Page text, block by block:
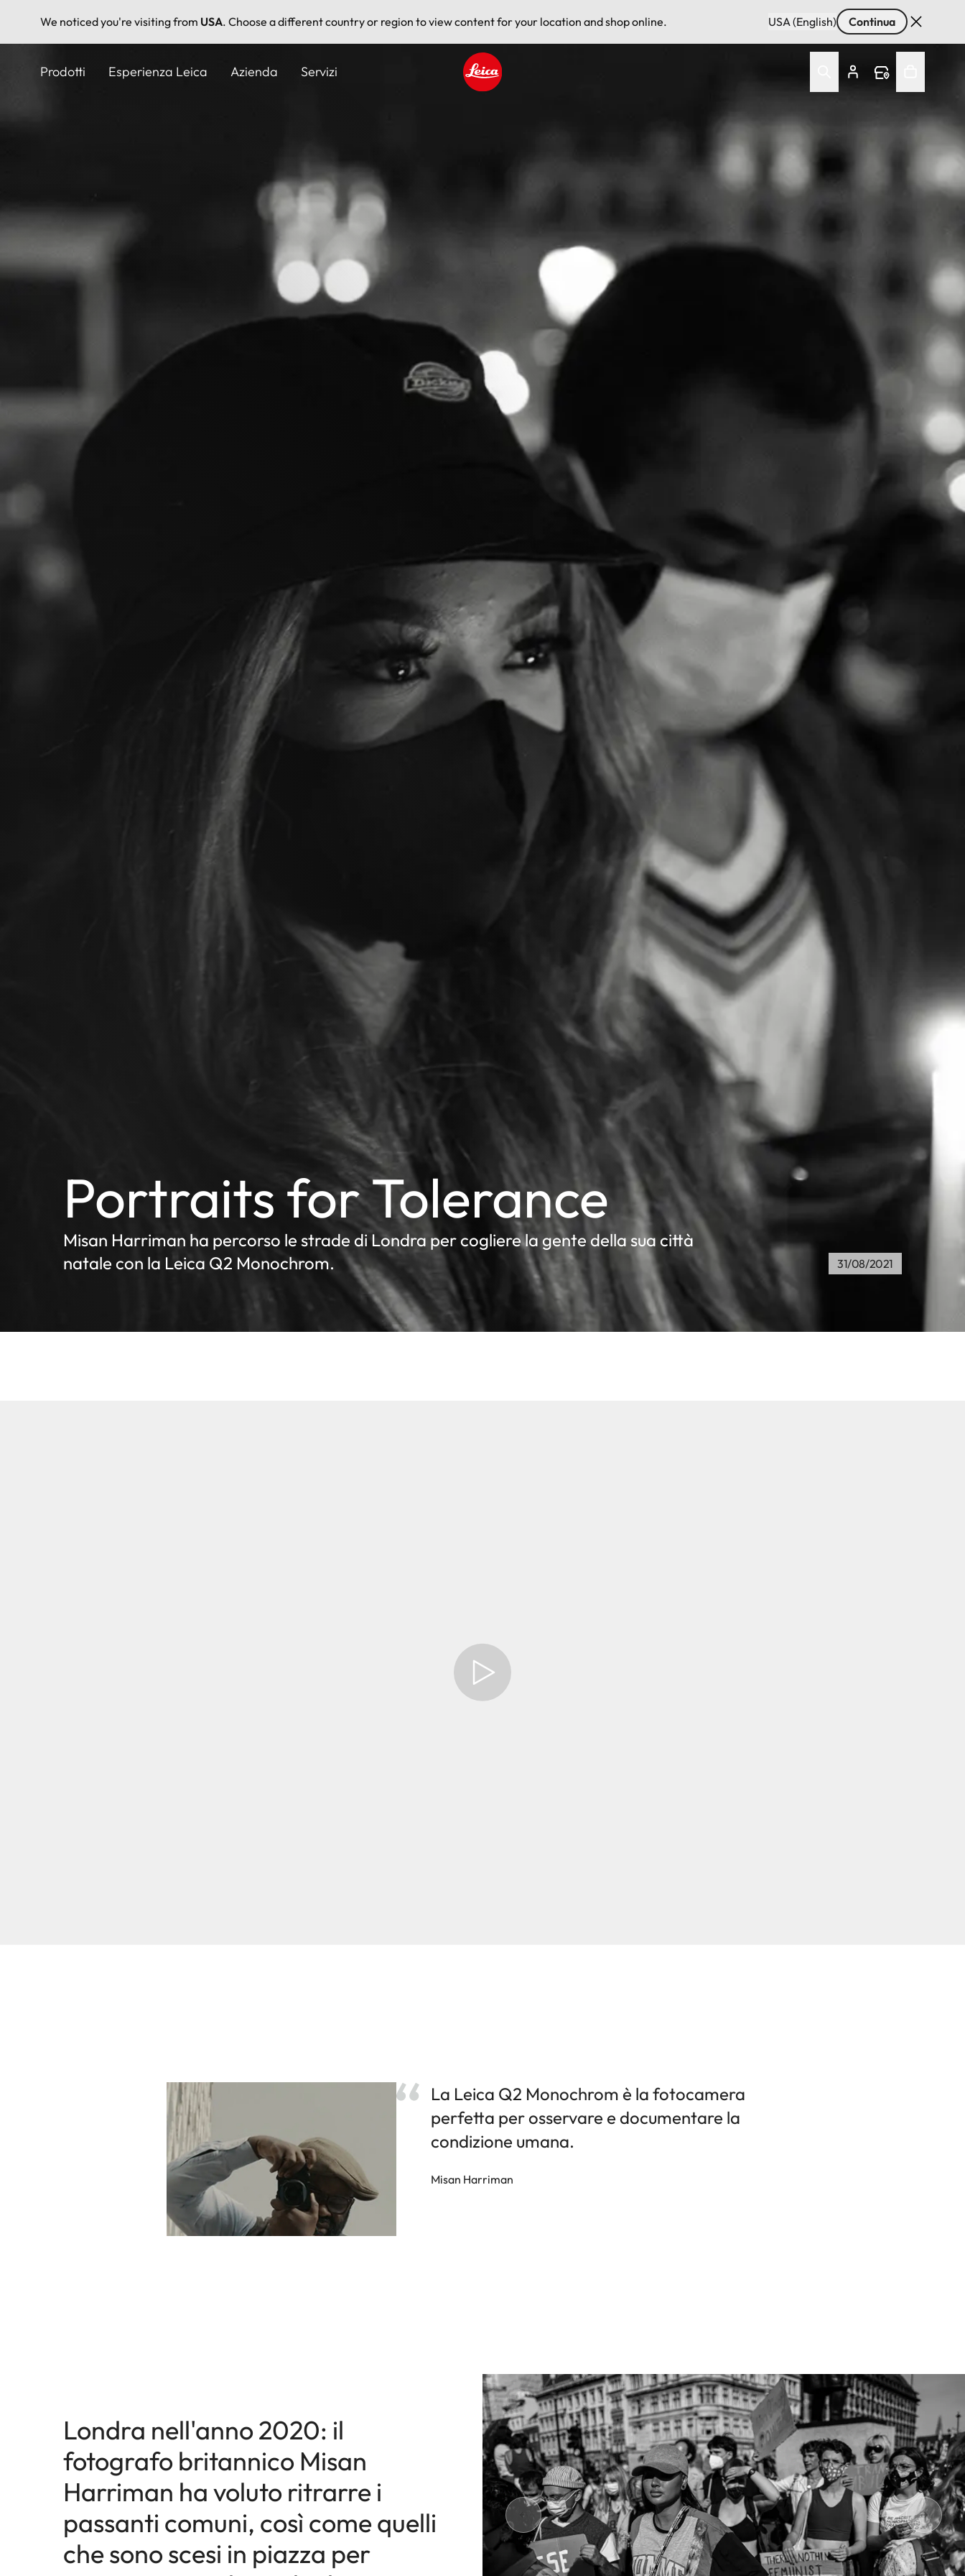
We noticed you're visiting from USA. Choose a different country or region to view content for your location and shop online. USA (English) Continua
Prodotti Esperienza Leica Azienda Servizi
Portraits for Tolerance
Misan Harriman ha percorso le strade di Londra per cogliere la gente della sua città
natale con la Leica Q2 Monochrom.
31/08/2021
La Leica Q2 Monochrom è la fotocamera
perfetta per osservare e documentare la
condizione umana.
Misan Harriman
Londra nell'anno 2020: il
fotografo britannico Misan
Harriman ha voluto ritrarre i
passanti comuni, così come quelli
che sono scesi in piazza per